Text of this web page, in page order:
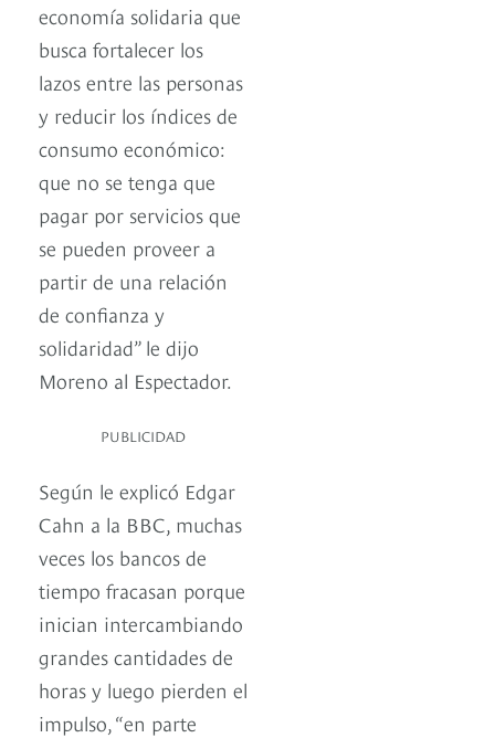
economía solidaria que
busca fortalecer los
lazos entre las personas
y reducir los índices de
consumo económico:
que no se tenga que
pagar por servicios que
se pueden proveer a
partir de una relación
de confianza y
solidaridad” le dijo
Moreno al Espectador.
PUBLICIDAD
Según le explicó Edgar
Cahn a la BBC, muchas
veces los bancos de
tiempo fracasan porque
inician intercambiando
grandes cantidades de
horas y luego pierden el
impulso, “en parte